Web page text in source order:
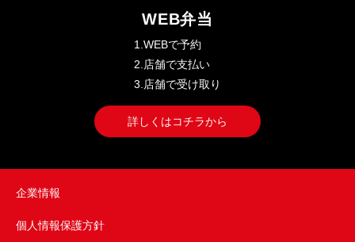
WEB弁当
1.WEBで予約
2.店舗で支払い
3.店舗で受け取り
詳しくはコチラから
企業情報
個人情報保護方針